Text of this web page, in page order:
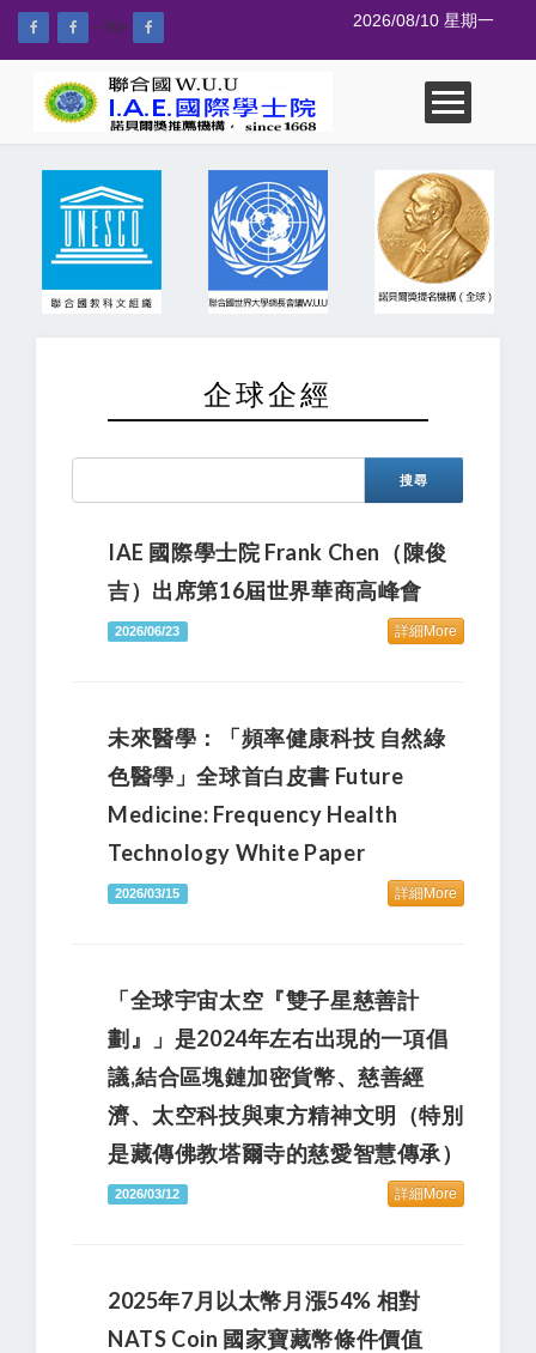
--%> 2026/08/10 星期一
企球企經
IAE 國際學士院 Frank Chen（陳俊
吉）出席第16屆世界華商高峰會
2026/06/23 詳細More
未來醫學：「頻率健康科技 自然綠
色醫學」全球首白皮書 Future
Medicine: Frequency Health
Technology White Paper
2026/03/15 詳細More
「全球宇宙太空『雙子星慈善計
劃』」是2024年左右出現的一項倡
議,結合區塊鏈加密貨幣、慈善經
濟、太空科技與東方精神文明（特別
是藏傳佛教塔爾寺的慈愛智慧傳承）
2026/03/12 詳細More
2025年7月以太幣月漲54% 相對
NATS Coin 國家寶藏幣條件價值